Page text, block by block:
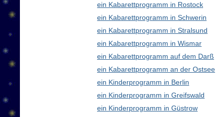
ein Kabarettprogramm in Rostock
ein Kabarettprogramm in Schwerin
ein Kabarettprogramm in Stralsund
ein Kabarettprogramm in Wismar
ein Kabarettprogramm auf dem Darß
ein Kabarettprogramm an der Ostsee
ein Kinderprogramm in Berlin
ein Kinderprogramm in Greifswald
ein Kinderprogramm in Güstrow